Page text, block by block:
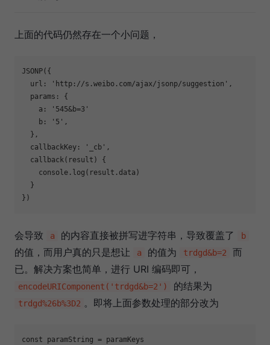
上面的代码仍然存在一个小问题，
JSONP({
  url: 'http://s.weibo.com/ajax/jsonp/suggestion',
  params: {
    a: '545&b=3'
    b: '5',
  },
  callbackKey: '_cb',
  callback(result) {
    console.log(result.data)
  }
会导致 a 的内容直接被拼写进字符串，导致覆盖了 b
的值，而用户真的只是想让 a 的值为 trdgd&b=2
而
已。解决方案也简单，进行 URI 编码即可，
encodeURIComponent('trdgd&b=2') 的结果为
trdgd%26b%3D2 。即将上面参数处理的部分改为
const paramString = paramKeys